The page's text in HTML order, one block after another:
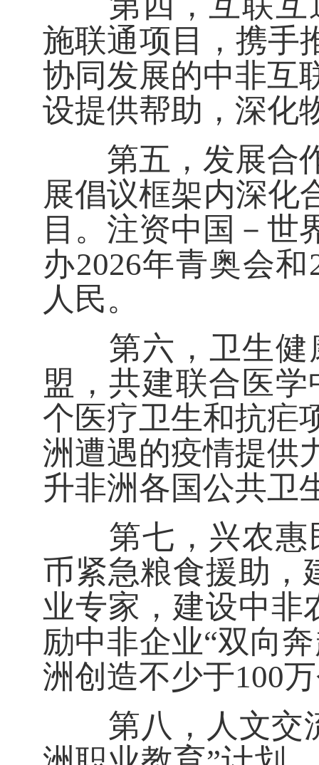
施联通项目，携手
协同发展的中非互
设提供帮助，深化
第五，发展合作
展倡议框架内深化
目。注资中国－世
办2026年青奥会
人民。
第六，卫生健
盟，共建联合医
个医疗卫生和抗疟
洲遭遇的疫情提供
升非洲各国公共卫
第七，兴农惠民
币紧急粮食援助，
业专家，建设中非
励中非企业“双向
洲创造不少于100
第八，人文交流